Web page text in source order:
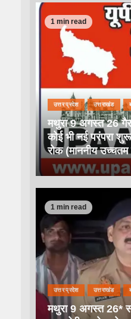
1 min read
उत्तर प्रदेश उत्तराखंड
मथुरा 9 अगस्त 26
कोई भी नई परंपरा
रोक (माननीय उच्चतम
1 min read
उत्तर प्रदेश उत्तराखंड
मथुरा 9 अगस्त 26*